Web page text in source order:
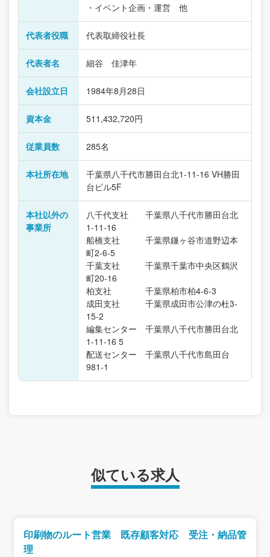
・イベント企画・運営 他
代表者役職 代表取締役社長
代表者名 細谷 佳津年
会社設立日 1984年8月28日
資本金 511,432,720円
従業員数 285名
本社所在地
千葉県八千代市勝田台北1-11-16 VH勝田
台ビル5F
本社以外の
事業所
八千代支社 千葉県八千代市勝田台北
1-11-16
船橋支社 千葉県鎌ヶ谷市道野辺本
町2-6-5
千葉支社 千葉県千葉市中央区鶴沢
町20-16
柏支社 千葉県柏市柏4-6-3
成田支社 千葉県成田市公津の杜3-
15-2
編集センター 千葉県八千代市勝田台北
1-11-16 5
配送センター 千葉県八千代市島田台
981-1
似ている求人
印刷物のルート営業 既存顧客対応 受注・納品管
理